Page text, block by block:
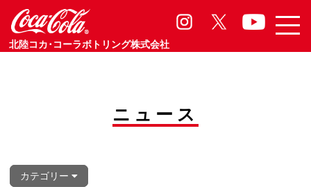
北陸コカ･コーラボトリング株式会社
お知らせ Information
ニュース
カテゴリー